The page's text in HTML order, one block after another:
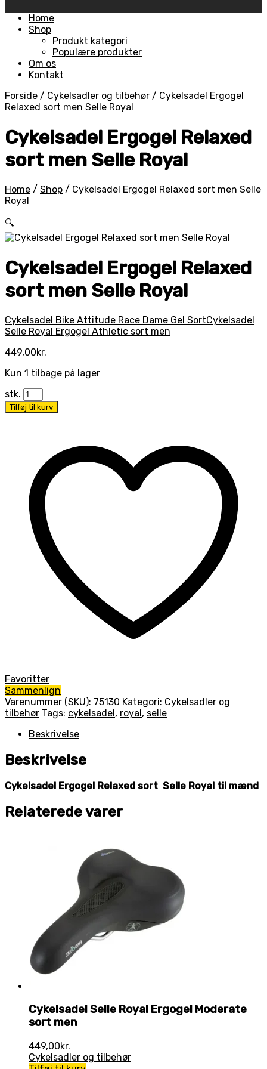
Skip
Home
Shop
Produkt kategori
Populære produkter
Om os
Kontakt
Forside / Cykelsadler og tilbehør / Cykelsadel Ergogel
Relaxed sort men Selle Royal
Cykelsadel Ergogel Relaxed
sort men Selle Royal
Home / Shop / Cykelsadel Ergogel Relaxed sort men Selle
Royal
🔍
Cykelsadel Ergogel Relaxed
sort men Selle Royal
Cykelsadel Bike Attitude Race Dame Gel SortCykelsadel
Selle Royal Ergogel Athletic sort men
449,00kr.
Kun 1 tilbage på lager
stk.
Tilføj til kurv
Favoritter
Sammenlign
Varenummer (SKU): 75130 Kategori: Cykelsadler og
tilbehør Tags: cykelsadel, royal, selle
Beskrivelse
Beskrivelse
Cykelsadel Ergogel Relaxed sort Selle Royal til mænd
Relaterede varer
Cykelsadel Selle Royal Ergogel Moderate
sort men
449,00kr.
Cykelsadler og tilbehør